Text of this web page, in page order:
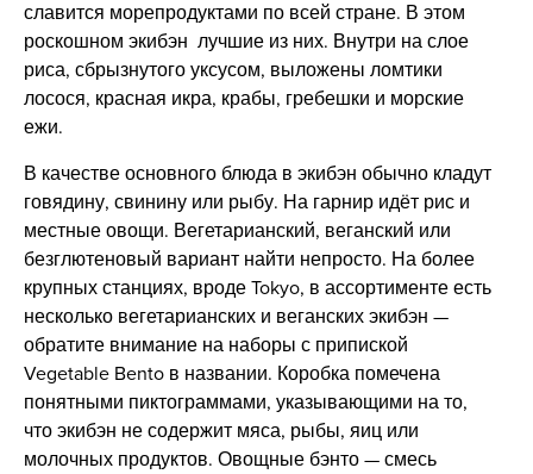
славится морепродуктами по всей стране. В этом
роскошном экибэн лучшие из них. Внутри на слое
риса, сбрызнутого уксусом, выложены ломтики
лосося, красная икра, крабы, гребешки и морские
ежи.
В качестве основного блюда в экибэн обычно кладут
говядину, свинину или рыбу. На гарнир идёт рис и
местные овощи. Вегетарианский, веганский или
безглютеновый вариант найти непросто. На более
крупных станциях, вроде Tokyo, в ассортименте есть
несколько вегетарианских и веганских экибэн —
обратите внимание на наборы с припиской
Vegetable Bento в названии. Коробка помечена
понятными пиктограммами, указывающими на то,
что экибэн не содержит мяса, рыбы, яиц или
молочных продуктов. Овощные бэнто — смесь